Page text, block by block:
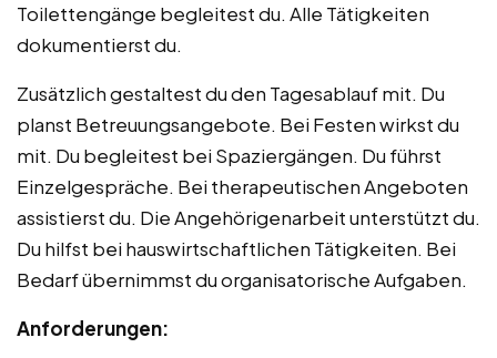
Toilettengänge begleitest du. Alle Tätigkeiten
dokumentierst du.
Zusätzlich gestaltest du den Tagesablauf mit. Du
planst Betreuungsangebote. Bei Festen wirkst du
mit. Du begleitest bei Spaziergängen. Du führst
Einzelgespräche. Bei therapeutischen Angeboten
assistierst du. Die Angehörigenarbeit unterstützt du.
Du hilfst bei hauswirtschaftlichen Tätigkeiten. Bei
Bedarf übernimmst du organisatorische Aufgaben.
Anforderungen: